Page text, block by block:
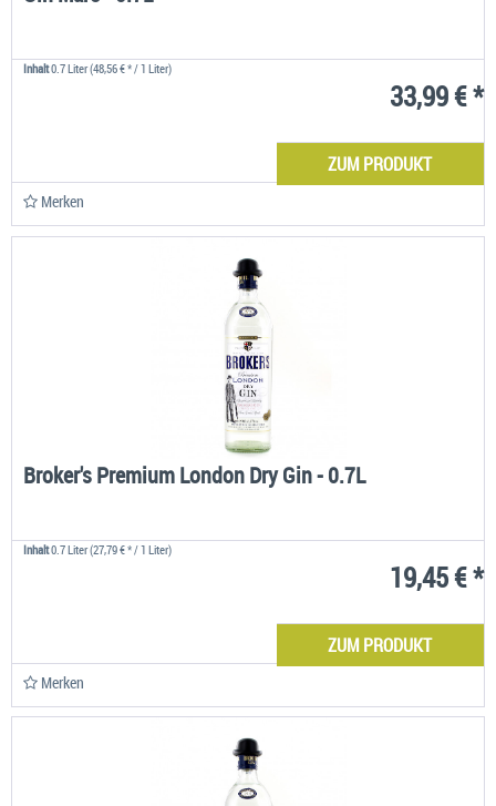
Inhalt0.7 Liter(48,56 € * / 1 Liter)
33,99 € *
ZUM PRODUKT
Merken
Broker's Premium London Dry Gin - 0.7L
Inhalt0.7 Liter(27,79 € * / 1 Liter)
19,45 € *
ZUM PRODUKT
Merken